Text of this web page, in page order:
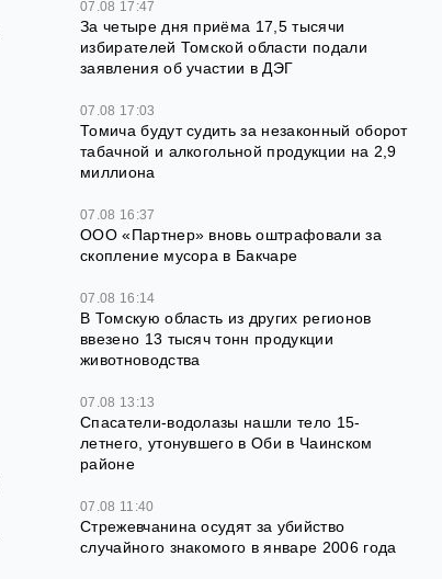
07.08 17:47
За четыре дня приёма 17,5 тысячи
избирателей Томской области подали
заявления об участии в ДЭГ
07.08 17:03
Томича будут судить за незаконный оборот
табачной и алкогольной продукции на 2,9
миллиона
07.08 16:37
ООО «Партнер» вновь оштрафовали за
скопление мусора в Бакчаре
07.08 16:14
В Томскую область из других регионов
ввезено 13 тысяч тонн продукции
животноводства
07.08 13:13
Спасатели-водолазы нашли тело 15-
летнего, утонувшего в Оби в Чаинском
районе
07.08 11:40
Стрежевчанина осудят за убийство
случайного знакомого в январе 2006 года